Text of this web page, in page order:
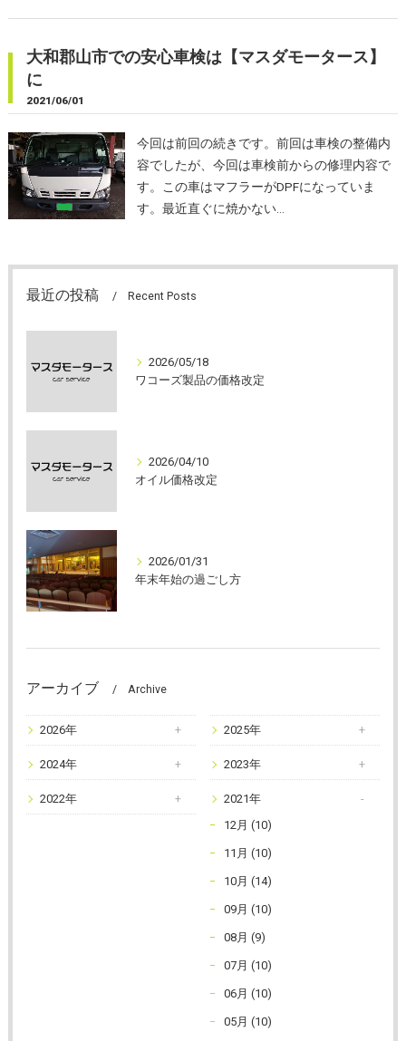
大和郡山市での安心車検は【マスダモータース】
に
2021/06/01
今回は前回の続きです。前回は車検の整備内
容でしたが、今回は車検前からの修理内容で
す。この車はマフラーがDPFになっていま
す。最近直ぐに焼かない…
最近の投稿 Recent Posts
2026/05/18
ワコーズ製品の価格改定
2026/04/10
オイル価格改定
2026/01/31
年末年始の過ごし方
アーカイブ Archive
2026年 2025年
2024年 2023年
2022年
2021年
12月 (10)
11月 (10)
10月 (14)
09月 (10)
08月 (9)
07月 (10)
06月 (10)
05月 (10)